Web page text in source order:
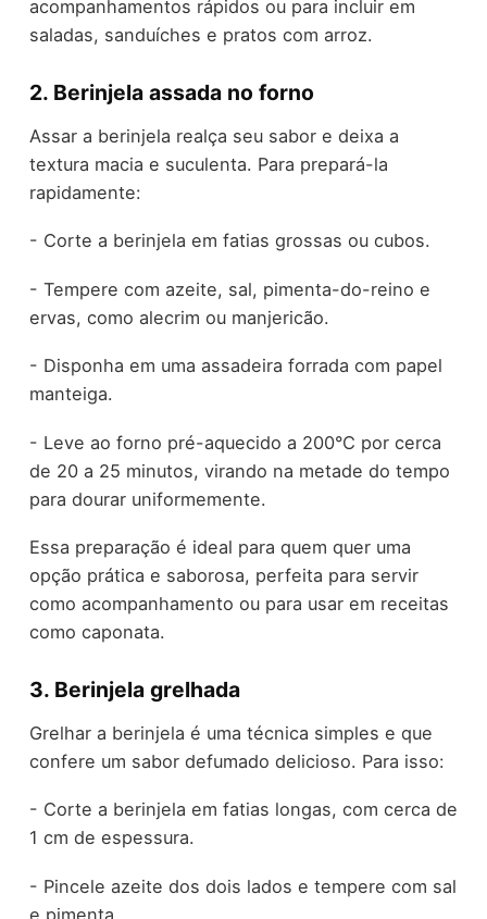
acompanhamentos rápidos ou para incluir em
saladas, sanduíches e pratos com arroz.
2. Berinjela assada no forno
Assar a berinjela realça seu sabor e deixa a
textura macia e suculenta. Para prepará-la
rapidamente:
- Corte a berinjela em fatias grossas ou cubos.
- Tempere com azeite, sal, pimenta-do-reino e
ervas, como alecrim ou manjericão.
- Disponha em uma assadeira forrada com papel
manteiga.
- Leve ao forno pré-aquecido a 200°C por cerca
de 20 a 25 minutos, virando na metade do tempo
para dourar uniformemente.
Essa preparação é ideal para quem quer uma
opção prática e saborosa, perfeita para servir
como acompanhamento ou para usar em receitas
como caponata.
3. Berinjela grelhada
Grelhar a berinjela é uma técnica simples e que
confere um sabor defumado delicioso. Para isso:
- Corte a berinjela em fatias longas, com cerca de
1 cm de espessura.
- Pincele azeite dos dois lados e tempere com sal
e pimenta.